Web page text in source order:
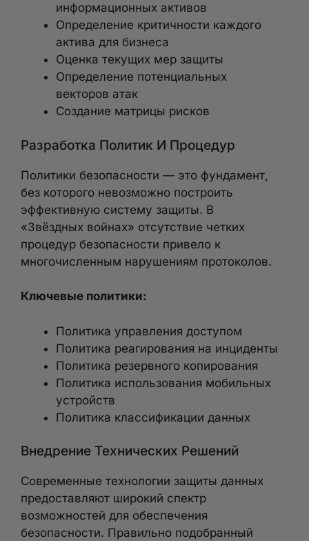
информационных активов
Определение критичности каждого
актива для бизнеса
Оценка текущих мер защиты
Определение потенциальных
векторов атак
Создание матрицы рисков
Разработка Политик И Процедур
Политики безопасности — это фундамент,
без которого невозможно построить
эффективную систему защиты. В
«Звёздных войнах» отсутствие четких
процедур безопасности привело к
многочисленным нарушениям протоколов.
Ключевые политики:
Политика управления доступом
Политика реагирования на инциденты
Политика резервного копирования
Политика использования мобильных
устройств
Политика классификации данных
Внедрение Технических Решений
Современные технологии защиты данных
предоставляют широкий спектр
возможностей для обеспечения
безопасности. Правильно подобранный